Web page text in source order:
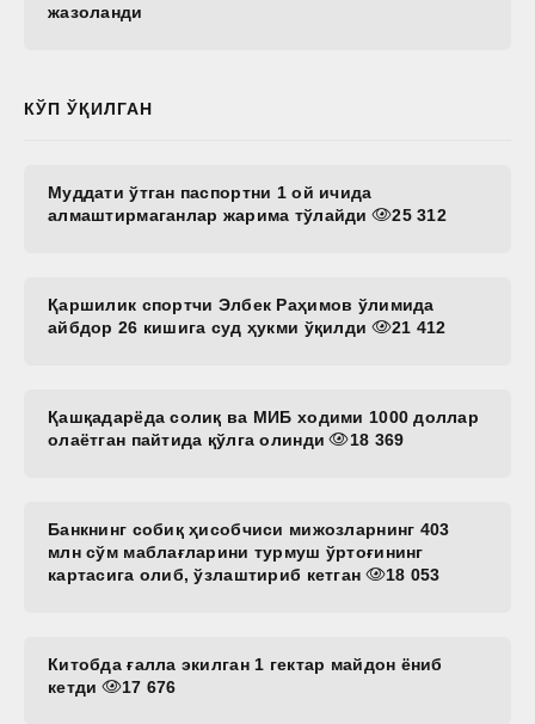
жазоланди
КЎП ЎҚИЛГАН
Муддати ўтган паспортни 1 ой ичида
алмаштирмаганлар жарима тўлайди
25 312
Қаршилик спортчи Элбек Раҳимов ўлимида
айбдор 26 кишига суд ҳукми ўқилди
21 412
Қашқадарёда солиқ ва МИБ ходими 1000 доллар
олаётган пайтида қўлга олинди
18 369
Банкнинг собиқ ҳисобчиси мижозларнинг 403
млн сўм маблағларини турмуш ўртоғининг
картасига олиб, ўзлаштириб кетган
18 053
Китобда ғалла экилган 1 гектар майдон ёниб
кетди
17 676